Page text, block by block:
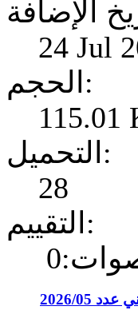
24 Jul
الحجم:
115.01
التحميل:
28
التقييم:
05